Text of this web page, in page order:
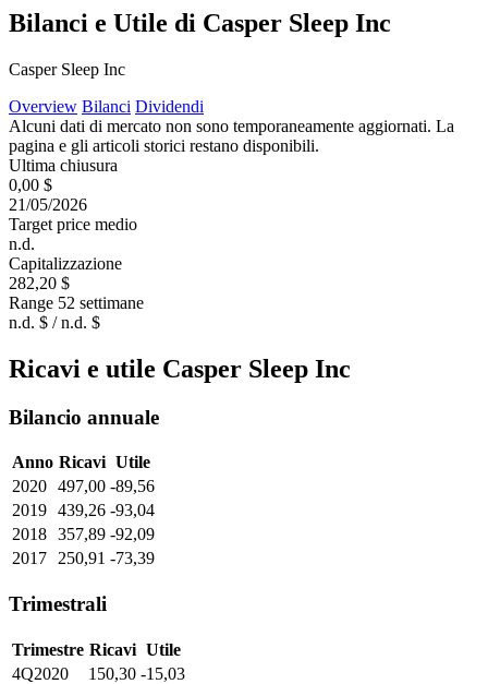
Bilanci e Utile di Casper Sleep Inc
Casper Sleep Inc
Overview Bilanci Dividendi
Alcuni dati di mercato non sono temporaneamente aggiornati. La
pagina e gli articoli storici restano disponibili.
Ultima chiusura
0,00 $
21/05/2026
Target price medio
n.d.
Capitalizzazione
282,20 $
Range 52 settimane
n.d. $ / n.d. $
Ricavi e utile Casper Sleep Inc
Bilancio annuale
Anno Ricavi Utile
2020 497,00 -89,56
2019 439,26 -93,04
2018 357,89 -92,09
2017
250,91 -73,39
Trimestrali
Trimestre Ricavi Utile
4Q2020
150,30 -15,03